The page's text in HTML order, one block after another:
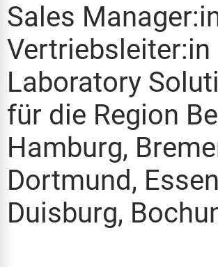
Sales
Vertriebsleiter:in
Laboratory
für die Region
Hamburg,
Dortmund,
Duisburg,